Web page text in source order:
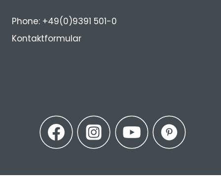
Phone: +49(0)9391 501-0
Kontaktformular